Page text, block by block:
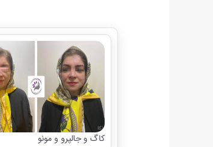
کاگ و جالپرو و مونو